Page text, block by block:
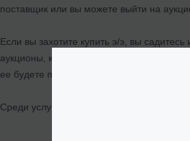
поставщик или вы можете выйти на
Если вы захотите купить э/э, вы
аукционы, какие стартовые цены,
ее будете продавать.
Среди услуг нашей компании есть